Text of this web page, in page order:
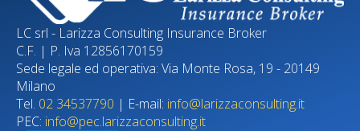
LC srl - Larizza Consulting Insurance Broker
C.F. | P. Iva 12856170159
Sede legale ed operativa: Via Monte Rosa, 19 - 20149
Milano
Tel. 02 34537790 | E-mail: info@larizzaconsulting.it
PEC: info@pec.larizzaconsulting.it